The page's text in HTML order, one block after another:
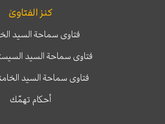
كنز الفتاوىٰ
فتاوى سماحة السيد
فتاوى سماحة السيد
فتاوى سماحة السيد
أحكام تهمّك